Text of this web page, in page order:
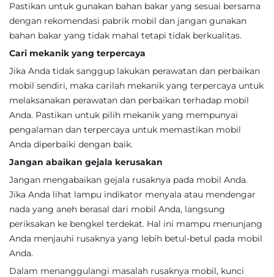
Pastikan untuk gunakan bahan bakar yang sesuai bersama
dengan rekomendasi pabrik mobil dan jangan gunakan
bahan bakar yang tidak mahal tetapi tidak berkualitas.
Cari mekanik yang terpercaya
Jika Anda tidak sanggup lakukan perawatan dan perbaikan
mobil sendiri, maka carilah mekanik yang terpercaya untuk
melaksanakan perawatan dan perbaikan terhadap mobil
Anda. Pastikan untuk pilih mekanik yang mempunyai
pengalaman dan terpercaya untuk memastikan mobil
Anda diperbaiki dengan baik.
Jangan abaikan gejala kerusakan
Jangan mengabaikan gejala rusaknya pada mobil Anda.
Jika Anda lihat lampu indikator menyala atau mendengar
nada yang aneh berasal dari mobil Anda, langsung
periksakan ke bengkel terdekat. Hal ini mampu menunjang
Anda menjauhi rusaknya yang lebih betul-betul pada mobil
Anda.
Dalam menanggulangi masalah rusaknya mobil, kunci